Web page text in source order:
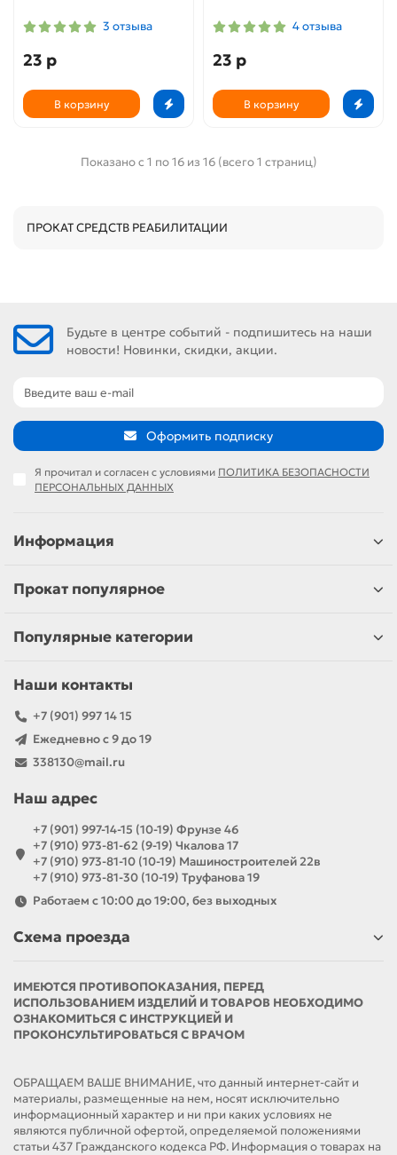
3 отзыва
23 р
В корзину
4 отзыва
23 р
В корзину
Показано с 1 по 16 из 16 (всего 1 страниц)
ПРОКАТ СРЕДСТВ РЕАБИЛИТАЦИИ
Будьте в центре событий - подпишитесь на наши
новости! Новинки, скидки, акции.
Оформить подписку
Я прочитал и согласен с условиями ПОЛИТИКА БЕЗОПАСНОСТИ
ПЕРСОНАЛЬНЫХ ДАННЫХ
Информация
Прокат популярное
Популярные категории
Наши контакты
+7 (901) 997 14 15
Ежедневно с 9 до 19
338130@mail.ru
Наш адрес
+7 (901) 997-14-15 (10-19) Фрунзе 46
+7 (910) 973-81-62 (9-19) Чкалова 17
+7 (910) 973-81-10 (10-19) Машиностроителей 22в
+7 (910) 973-81-30 (10-19) Труфанова 19
Работаем с 10:00 до 19:00, без выходных
Схема проезда
ИМЕЮТСЯ ПРОТИВОПОКАЗАНИЯ, ПЕРЕД
ИСПОЛЬЗОВАНИЕМ ИЗДЕЛИЙ И ТОВАРОВ НЕОБХОДИМО
ОЗНАКОМИТЬСЯ С ИНСТРУКЦИЕЙ И
ПРОКОНСУЛЬТИРОВАТЬСЯ С ВРАЧОМ
ОБРАЩАЕМ ВАШЕ ВНИМАНИЕ, что данный интернет-сайт и
материалы, размещенные на нем, носят исключительно
информационный характер и ни при каких условиях не
являются публичной офертой, определяемой положениями
статьи 437 Гражданского кодекса РФ. Информация о товарах на